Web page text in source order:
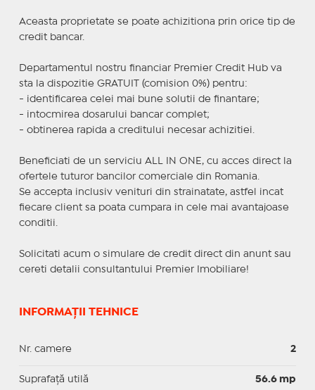
Aceasta proprietate se poate achizitiona prin orice tip de
credit bancar.
Departamentul nostru financiar Premier Credit Hub va
sta la dispozitie GRATUIT (comision 0%) pentru:
- identificarea celei mai bune solutii de finantare;
- intocmirea dosarului bancar complet;
- obtinerea rapida a creditului necesar achizitiei.
Beneficiati de un serviciu ALL IN ONE, cu acces direct la
ofertele tuturor bancilor comerciale din Romania.
Se accepta inclusiv venituri din strainatate, astfel incat
fiecare client sa poata cumpara in cele mai avantajoase
conditii.
Solicitati acum o simulare de credit direct din anunt sau
cereti detalii consultantului Premier Imobiliare!
INFORMAȚII TEHNICE
Nr. camere 2
Suprafaţă utilă 56.6 mp